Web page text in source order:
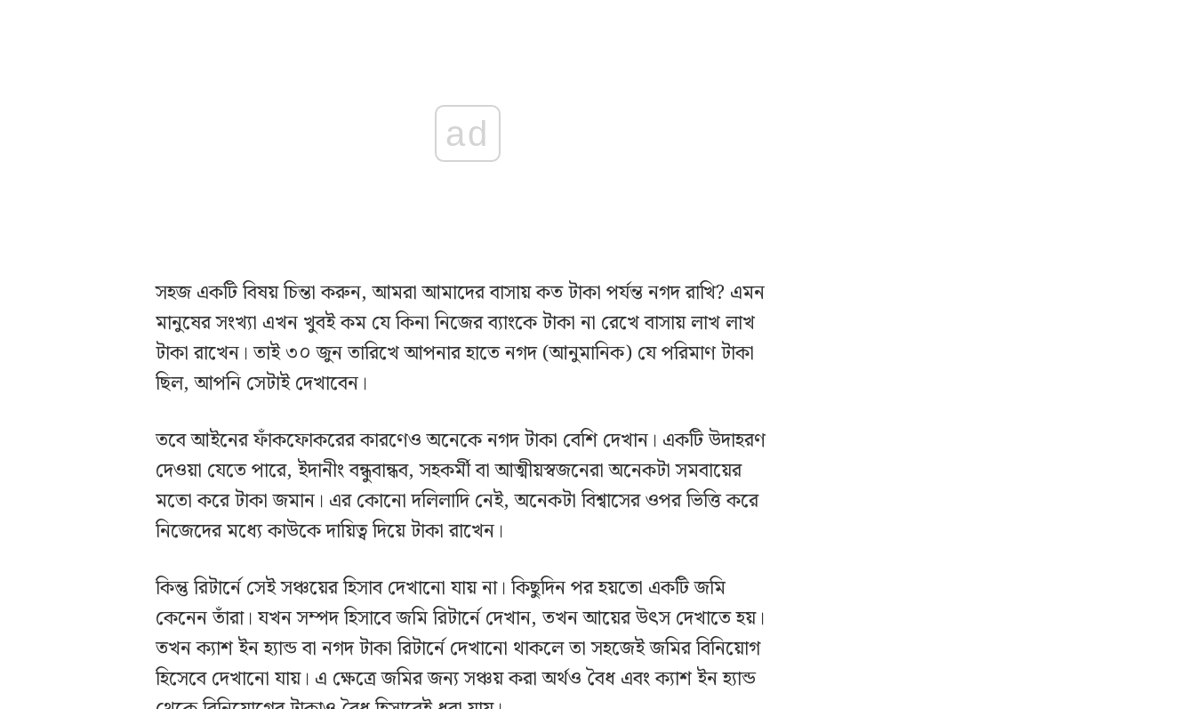
ad
সহজ একটি বিষয় চিন্তা করুন, আমরা আমাদের বাসায় কত টাকা পর্যন্ত নগদ রাখি? এমন
মানুষের সংখ্যা এখন খুবই কম যে কিনা নিজের ব্যাংকে টাকা না রেখে বাসায় লাখ লাখ
টাকা রাখেন। তাই ৩০ জুন তারিখে আপনার হাতে নগদ (আনুমানিক) যে পরিমাণ টাকা
ছিল, আপনি সেটাই দেখাবেন।
তবে আইনের ফাঁকফোকরের কারণেও অনেকে নগদ টাকা বেশি দেখান। একটি উদাহরণ
দেওয়া যেতে পারে, ইদানীং বন্ধুবান্ধব, সহকর্মী বা আত্মীয়স্বজনেরা অনেকটা সমবায়ের
মতো করে টাকা জমান। এর কোনো দলিলাদি নেই, অনেকটা বিশ্বাসের ওপর ভিত্তি করে
নিজেদের মধ্যে কাউকে দায়িত্ব দিয়ে টাকা রাখেন।
কিন্তু রিটার্নে সেই সঞ্চয়ের হিসাব দেখানো যায় না। কিছুদিন পর হয়তো একটি জমি
কেনেন তাঁরা। যখন সম্পদ হিসাবে জমি রিটার্নে দেখান, তখন আয়ের উৎস দেখাতে হয়।
তখন ক্যাশ ইন হ্যান্ড বা নগদ টাকা রিটার্নে দেখানো থাকলে তা সহজেই জমির বিনিয়োগ
হিসেবে দেখানো যায়। এ ক্ষেত্রে জমির জন্য সঞ্চয় করা অর্থও বৈধ এবং ক্যাশ ইন হ্যান্ড